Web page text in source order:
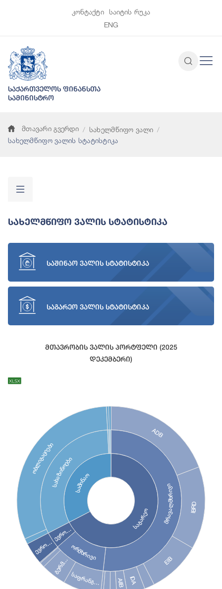
კონტაქტი
საიტის რუკა
ENG
საქართველოს ფინანსთა
სამინისტრო
მთავარი გვერდი
სახელმწიფო ვალი
სახელმწიფო ვალის სტატისტიკა
Სახელმწიფო Ვალის Სტატისტიკა
საშინაო ვალის სტატისტიკა
საგარეო ვალის სტატისტიკა
Მთავრობის Ვალის Პორტფელი (2025
Დეკემბერი)
Chart with 27 data points.
View as data table, Chart
საგარეო მრავალმხრივი
ორმხრივი
ევრო…
ADB
IBRD
EIB
IDA
AIIB
საფრანგ…
გერმ…
ევრო…
საშინაო
სახაზინოები
ობლიგაციები